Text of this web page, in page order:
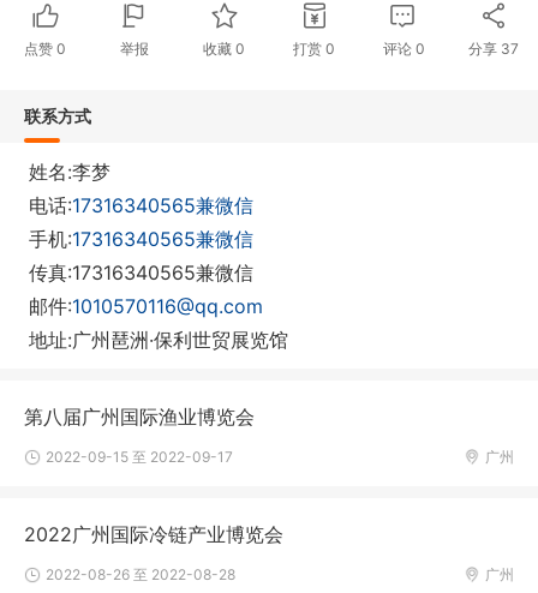
点赞 0 举报 收藏0 打赏 0 评论 0 分享 37
联系方式
姓名:李梦
电话:17316340565兼微信
手机:17316340565兼微信
传真:17316340565兼微信
邮件:1010570116@qq.com
地址:广州琶洲·保利世贸展览馆
第八届广州国际渔业博览会
广州
2022-09-15 至 2022-09-17
2022广州国际冷链产业博览会
广州
2022-08-26 至 2022-08-28